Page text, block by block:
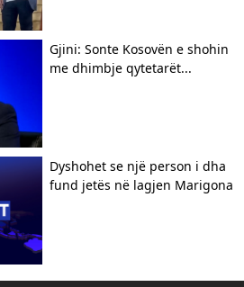
Gjini: Sonte Kosovën e shohin
me dhimbje qytetarët...
Dyshohet se një person i dha
fund jetës në lagjen Marigona